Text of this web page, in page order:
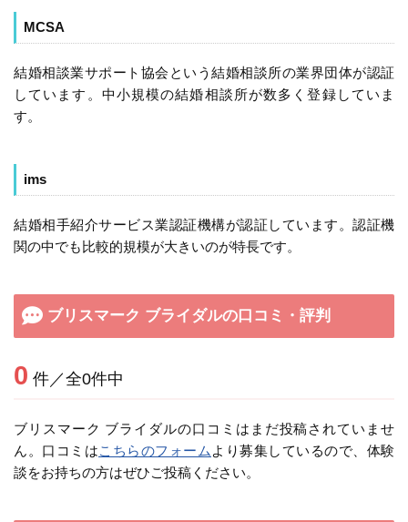
MCSA
結婚相談業サポート協会という結婚相談所の業界団体が認証
しています。中小規模の結婚相談所が数多く登録していま
す。
ims
結婚相手紹介サービス業認証機構が認証しています。認証機
関の中でも比較的規模が大きいのが特長です。
ブリスマーク ブライダルの口コミ・評判
0 件／全0件中
ブリスマーク ブライダルの口コミはまだ投稿されていませ
ん。口コミはこちらのフォーム より募集しているので、体験
談をお持ちの方はぜひご投稿ください。